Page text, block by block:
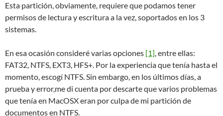
Esta partición, obviamente, requiere que podamos tener
permisos de lectura y escritura a la vez, soportados en los 3
sistemas.
En esa ocasión consideré varias opciones [1], entre ellas:
FAT32, NTFS, EXT3, HFS+. Por la experiencia que tenía hasta el
momento, escogí NTFS. Sin embargo, en los últimos días, a
prueba y error,me di cuenta por descarte que varios problemas
que tenía en MacOSX eran por culpa de mi partición de
documentos en NTFS.